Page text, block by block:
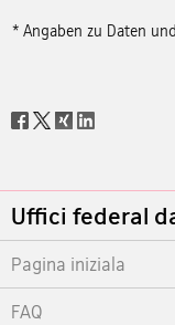
* Angaben zu Daten
Social
Footer
Uffici federal
Pagina iniziala
FAQ